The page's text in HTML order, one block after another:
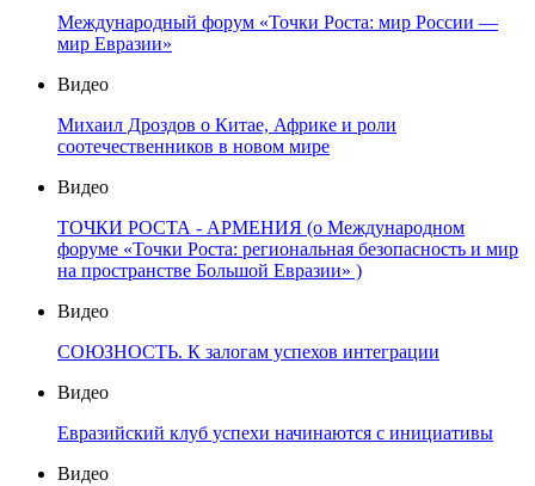
Международный форум «Точки Роста: мир России —
мир Евразии»
Видео
Михаил Дроздов о Китае, Африке и роли
соотечественников в новом мире
Видео
ТОЧКИ РОСТА - АРМЕНИЯ (о Международном
форуме «Точки Роста: региональная безопасность и мир
на пространстве Большой Евразии» )
Видео
СОЮЗНОСТЬ. К залогам успехов интеграции
Видео
Евразийский клуб успехи начинаются с инициативы
Видео